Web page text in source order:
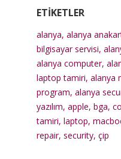
ETIKETLER
alanya, alanya
bilgisayar servisi,
alanya computer,
laptop tamiri, alanya
program, alanya
yazılım, apple, bga,
tamiri, laptop,
repair, security, çip